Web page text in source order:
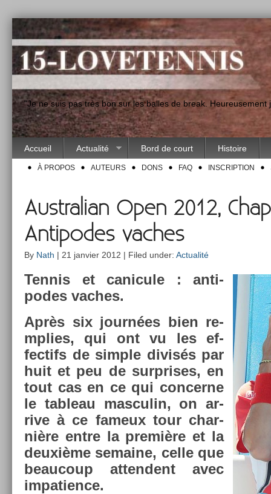
"Je ne suis pas très bon sur les balles de break.
Accueil Actualité Bord de court Histoire
À PROPOS AUTEURS DONS FAQ INSCRIPTION
Australian Open 2012,
Antipodes vaches
By Nath | 21 janvier 2012 | Filed under: Actualité
Ten­nis et canicule : anti­
podes vac­hes.
Après six journées bien re­
mpl­ies, qui ont vu les ef­
fectifs de sim­ple divisés par
huit et peu de sur­prises, en
tout cas en ce qui con­cer­ne
le tab­leau mas­culin, on ar­
rive à ce fameux tour char­
nière entre la première et la
deuxième semaine, celle que
be­aucoup at­tendent avec
im­pati­ence.